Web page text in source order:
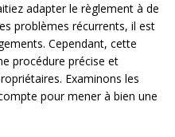
adapter le règlement à de
problèmes récurrents, il est
Cependant, cette
procédure précise et
Examinons les
pour mener à bien une